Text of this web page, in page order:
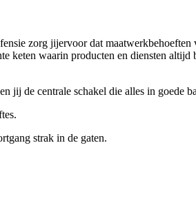
zorg jijervoor dat
keten waarin producten en diensten altijd
jij de centrale schakel die alles in goede
strak in de gaten.